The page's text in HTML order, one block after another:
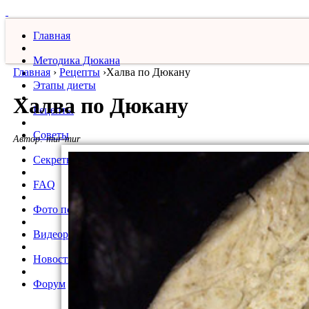
Главная
Методика Дюкана
Этапы диеты
Рецепты
Советы
Секреты
FAQ
Фото похудевших
Видеорецепты
Новости
Форум
Главная › Рецепты ›​Халва по Дюкану
​Халва по Дюкану
Автор:mur-mur